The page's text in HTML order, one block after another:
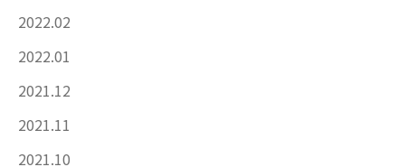
2022.02
2022.01
2021.12
2021.11
2021.10